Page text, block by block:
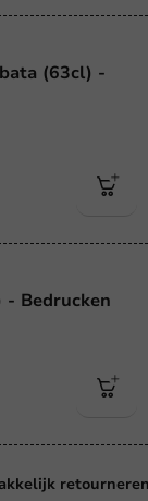
(63cl) -
Bedrucken